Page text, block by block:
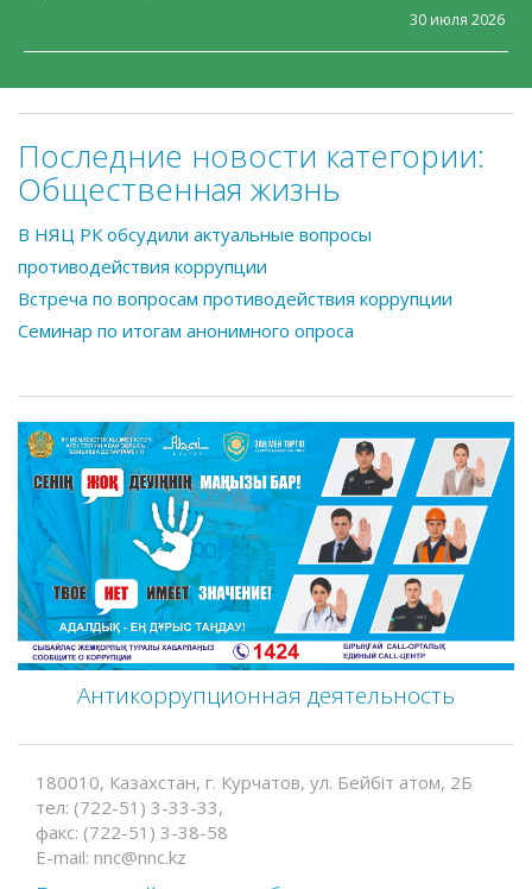
30 июля 2026
Последние новости категории:
Общественная жизнь
В НЯЦ РК обсудили актуальные вопросы
противодействия коррупции
Встреча по вопросам противодействия коррупции
Семинар по итогам анонимного опроса
Антикоррупционная деятельность
180010, Казахстан, г. Курчатов, ул. Бейбіт атом, 2Б
тел: (722-51) 3-33-33,
факс: (722-51) 3-38-58
E-mail: nnc@nnc.kz